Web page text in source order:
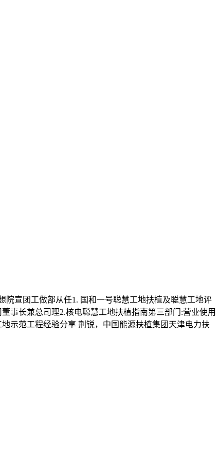
宣团工做部从任1. 国和一号聪慧工地扶植及聪慧工地评
事长兼总司理2.核电聪慧工地扶植指南第三部门:营业使用
示范工程经验分享 荆锐，中国能源扶植集团天津电力扶